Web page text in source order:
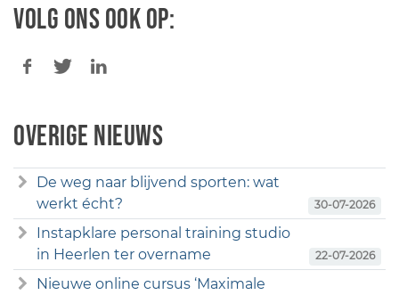
Volg ons ook op:
Overige nieuws
De weg naar blijvend sporten: wat
werkt écht?
30-07-2026
Instapklare personal training studio
in Heerlen ter overname
22-07-2026
Nieuwe online cursus ‘Maximale